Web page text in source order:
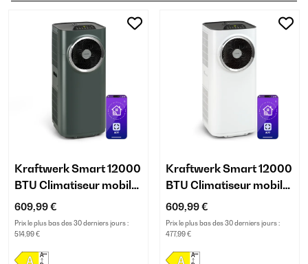
Kraftwerk Smart 12000
BTU Climatiseur mobile
Anthracite
609,99 €
Prix le plus bas des 30 derniers jours :
514,99 €
Kraftwerk Smart 12000
BTU Climatiseur mobile
Blanc
609,99 €
Prix le plus bas des 30 derniers jours :
477,99 €